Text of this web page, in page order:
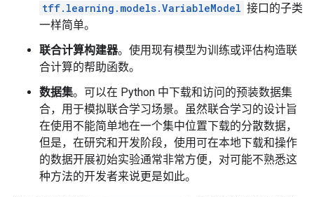
tff.learning.models.VariableModel 接口的子类
一样简单。
联合计算构建器。使用现有模型为训练或评估构造联
合计算的帮助函数。
数据集。可以在 Python 中下载和访问的预装数据集
合，用于模拟联合学习场景。虽然联合学习的设计旨
在使用不能简单地在一个集中位置下载的分散数据，
但是，在研究和开发阶段，使用可在本地下载和操作
的数据开展初始实验通常非常方便，对可能不熟悉这
种方法的开发者来说更是如此。